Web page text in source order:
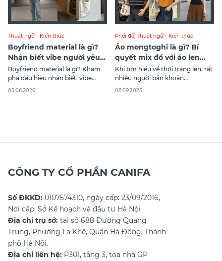
Thuật ngữ - Kiến thức
Boyfriend material là gì?
Nhận biết vibe người yêu
lý tưởng
Boyfriend material là gì? Khám
phá dấu hiệu nhận biết, vibe
người yêu lý tưởng và cách trở
05.06.2026
Phối đồ, Thuật ngữ - Kiến thức
Áo mongtoghi là gì? Bí
quyết mix đồ với áo len
mongtoghi cực xinh
Khi tìm hiểu về thời trang len, rất
nhiều người băn khoăn
mongtoghi là gì và tại sao kiểu
08.09.2025
CÔNG TY CỔ PHẦN CANIFA
Số ĐKKD: 0107574310, ngày cấp: 23/09/2016,
Nơi cấp: Sở Kế hoạch và đầu tư Hà Nội
Địa chỉ trụ sở: tại số 688 Đường Quang
Trung, Phường La Khê, Quận Hà Đông, Thành
phố Hà Nội.
Địa chỉ liên hệ: P301, tầng 3, tòa nhà GP